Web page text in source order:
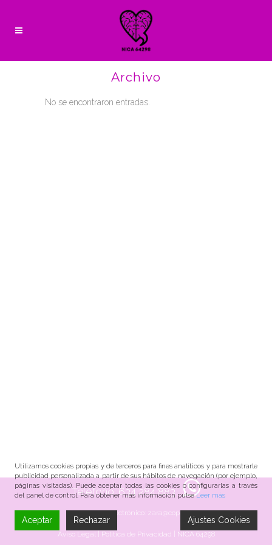
Archivo
No se encontraron entradas.
Teléfono:634 284 883
Correo electrónico: zara@cop.es
Aviso Legal | Política de Privacidad | NICA 64298
Utilizamos cookies propias y de terceros para fines analíticos y para mostrarle
publicidad personalizada a partir de sus hábitos de navegación (por ejemplo,
páginas visitadas). Puede aceptar todas las cookies o configurarlas a través
del panel de control. Para obtener más información pulseLeer más
Aceptar Rechazar Ajustes Cookies